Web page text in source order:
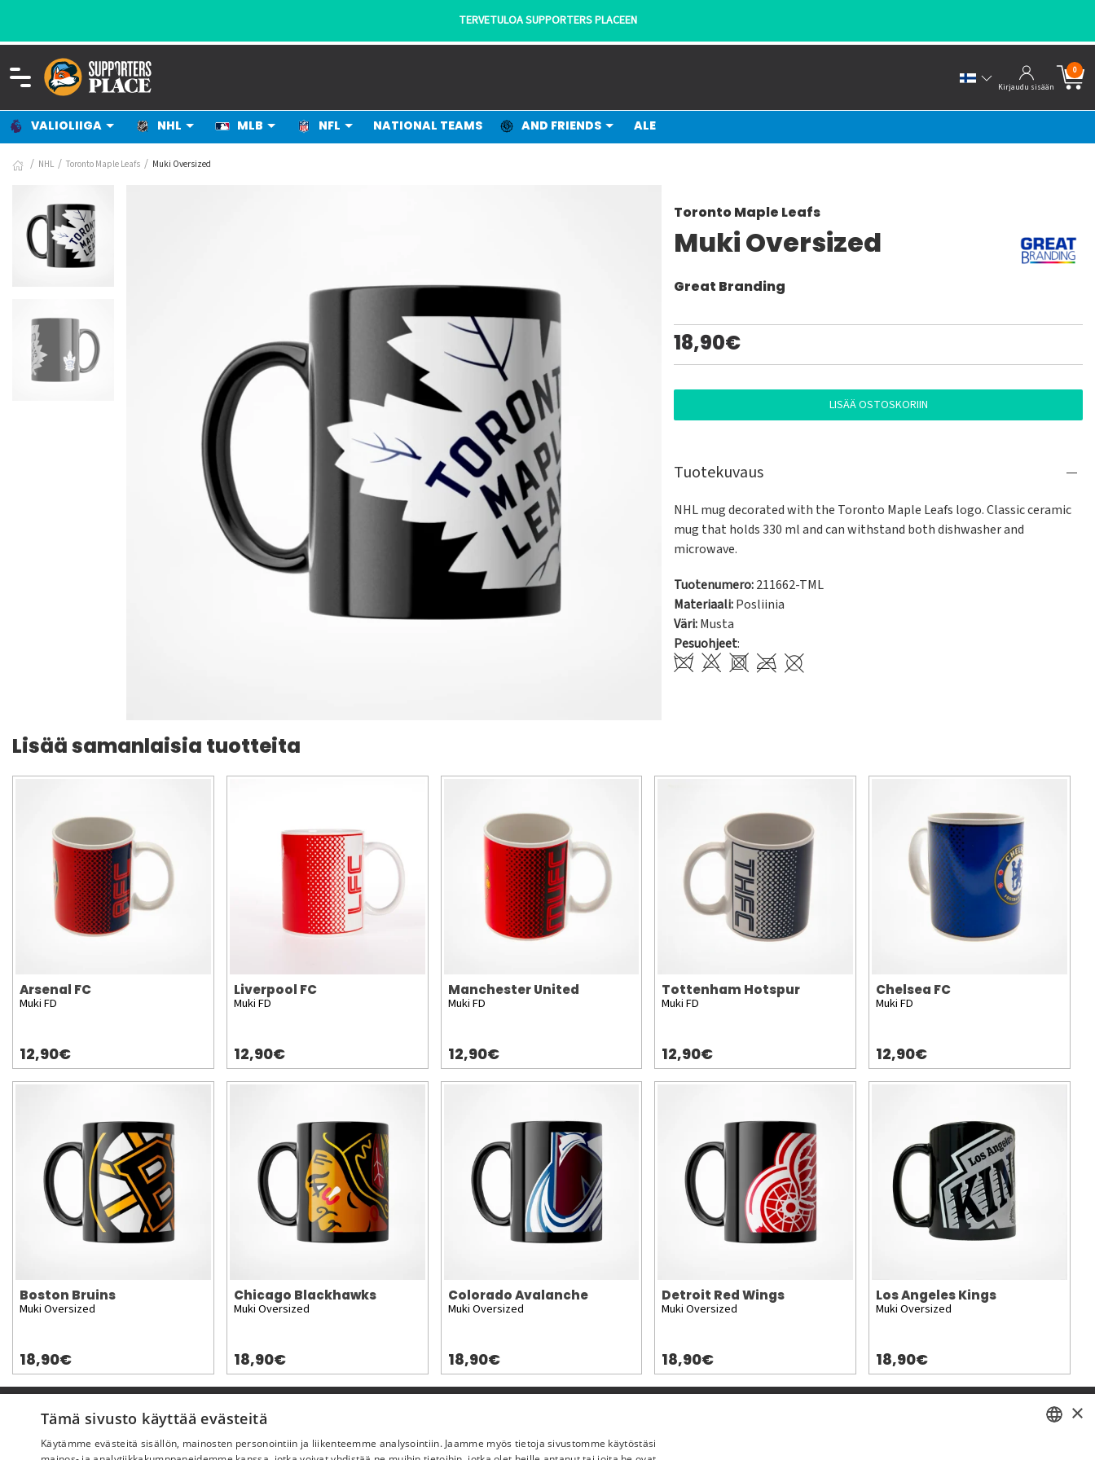
TERVETULOA SUPPORTERS PLACEEN
Kirjaudu sisään
0
VALIOLIIGA NHL MLB NFL NATIONAL TEAMS AND FRIENDS ALE
NHL Toronto Maple Leafs Muki Oversized
Toronto Maple Leafs
Muki Oversized
Great Branding
18,90€
LISÄÄ OSTOSKORIIN
Tuotekuvaus
NHL mug decorated with the Toronto Maple Leafs logo. Classic ceramic
mug that holds 330 ml and can withstand both dishwasher and
microwave.
Tuotenumero:211662-TML
Materiaali:Posliinia
Väri:Musta
Pesuohjeet:
Lisää samanlaisia tuotteita
Arsenal FC
Muki FD
12,90€
Liverpool FC
Muki FD
12,90€
Manchester United
Muki FD
12,90€
Tottenham Hotspur
Muki FD
12,90€
Chelsea FC
Muki FD
12,90€
Boston Bruins
Muki Oversized
18,90€
Chicago Blackhawks
Muki Oversized
18,90€
Colorado Avalanche
Muki Oversized
18,90€
Detroit Red Wings
Muki Oversized
18,90€
Los Angeles Kings
Muki Oversized
18,90€
Pyydä apua
Ostoehdot Yritystiedot
×
Tämä sivusto käyttää evästeitä
Käytämme evästeitä sisällön, mainosten personointiin ja liikenteemme analysointiin. Jaamme myös tietoja sivustomme käytöstäsi